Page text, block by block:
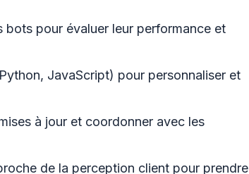
bots pour évaluer leur performance et
JavaScript) pour personnaliser et
à jour et coordonner avec les
de la perception client pour prendre